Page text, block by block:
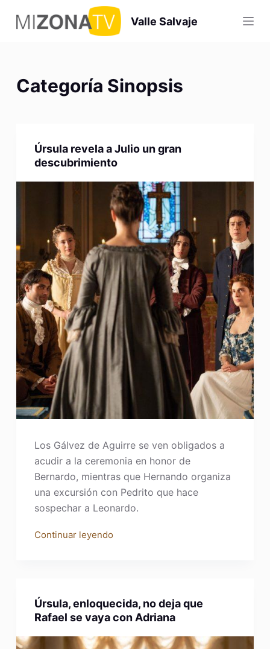
S
a
d
o
Valle Salvaje
Categoría Sinopsis
Úrsula revela a Julio un gran
descubrimiento
Los Gálvez de Aguirre se ven obligados a
acudir a la ceremonia en honor de
Bernardo, mientras que Hernando organiza
una excursión con Pedrito que hace
sospechar a Leonardo.
Continuar leyendo
Úrsula, enloquecida, no deja que
Rafael se vaya con Adriana